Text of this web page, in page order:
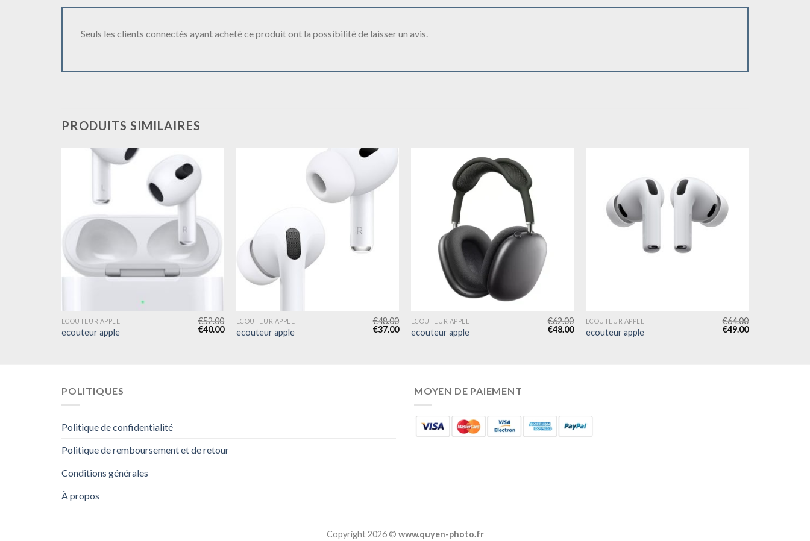
Seuls les clients connectés ayant acheté ce produit ont la possibilité de laisser un avis.
PRODUITS SIMILAIRES
ECOUTEUR APPLE
ecouteur apple
€52.00
€40.00
ECOUTEUR APPLE
ecouteur apple
€48.00
€37.00
ECOUTEUR APPLE
ecouteur apple
€62.00
€48.00
ECOUTEUR APPLE
ecouteur apple
€64.00
€49.00
POLITIQUES
Politique de confidentialité
Politique de remboursement et de retour
Conditions générales
À propos
MOYEN DE PAIEMENT
Copyright 2026 © www.quyen-photo.fr